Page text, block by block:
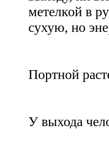
метелкой в
сухую, но
Портной
У выхода